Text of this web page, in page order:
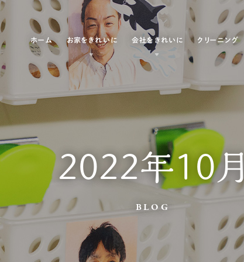
ホーム お家をきれいに 会社をきれいに クリーニング
2022年10月
BLOG